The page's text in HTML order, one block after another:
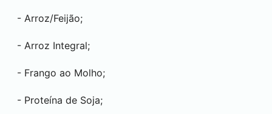
- Arroz/Feijão;
- Arroz Integral;
- Frango ao Molho;
- Proteína de Soja;